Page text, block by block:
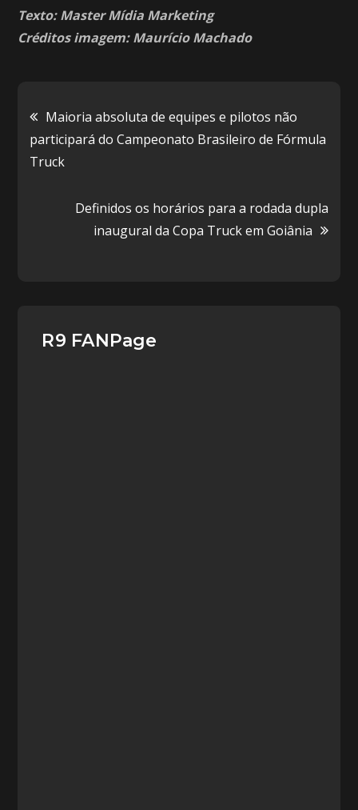
Texto: Master Mídia Marketing
Créditos imagem: Maurício Machado
Navegação
de
Post
Maioria absoluta de equipes e pilotos não
participará do Campeonato Brasileiro de Fórmula
Truck
Definidos os horários para a rodada dupla
inaugural da Copa Truck em Goiânia
R9 FANPage